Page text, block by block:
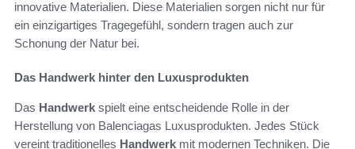
innovative Materialien. Diese Materialien sorgen nicht nur für
ein einzigartiges Tragegefühl, sondern tragen auch zur
Schonung der Natur bei.
Das Handwerk hinter den Luxusprodukten
Das Handwerk spielt eine entscheidende Rolle in der
Herstellung von Balenciagas Luxusprodukten. Jedes Stück
vereint traditionelles Handwerk mit modernen Techniken. Die